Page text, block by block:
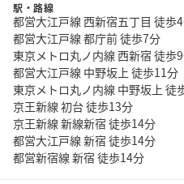
駅・路線
都営大江戸線 西新宿五丁目 徒歩
都営大江戸線 都庁前 徒歩7分
東京メトロ丸ノ内線 西新宿 徒歩
都営大江戸線 中野坂上 徒歩11分
東京メトロ丸ノ内線 中野坂上 徒
京王新線 初台 徒歩13分
京王新線 新線新宿 徒歩14分
都営大江戸線 新宿 徒歩14分
都営新宿線 新宿 徒歩14分